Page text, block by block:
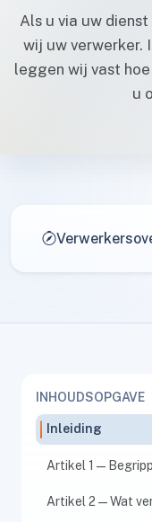
Als u via uw
wij uw verwerker.
leggen wij vast
u
INHOUDSOPGAVE
Inleiding
Artikel 1 —
Artikel 2 — Wat